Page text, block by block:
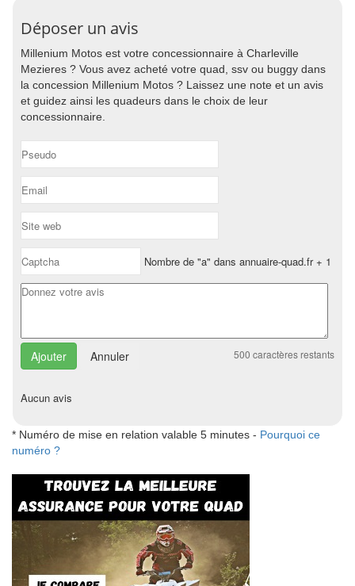
Déposer un avis
Millenium Motos est votre concessionnaire à Charleville
Mezieres ? Vous avez acheté votre quad, ssv ou buggy dans
la concession Millenium Motos ? Laissez une note et un avis
et guidez ainsi les quadeurs dans le choix de leur
concessionnaire.
Nombre de "a" dans annuaire-quad.fr + 1
Annuler 500 caractères restants
Aucun avis
* Numéro de mise en relation valable 5 minutes - Pourquoi ce
numéro ?